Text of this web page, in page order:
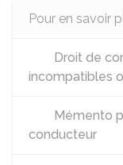
Pour en savoir
Droit de
incompatibles
Mémento
conducteur